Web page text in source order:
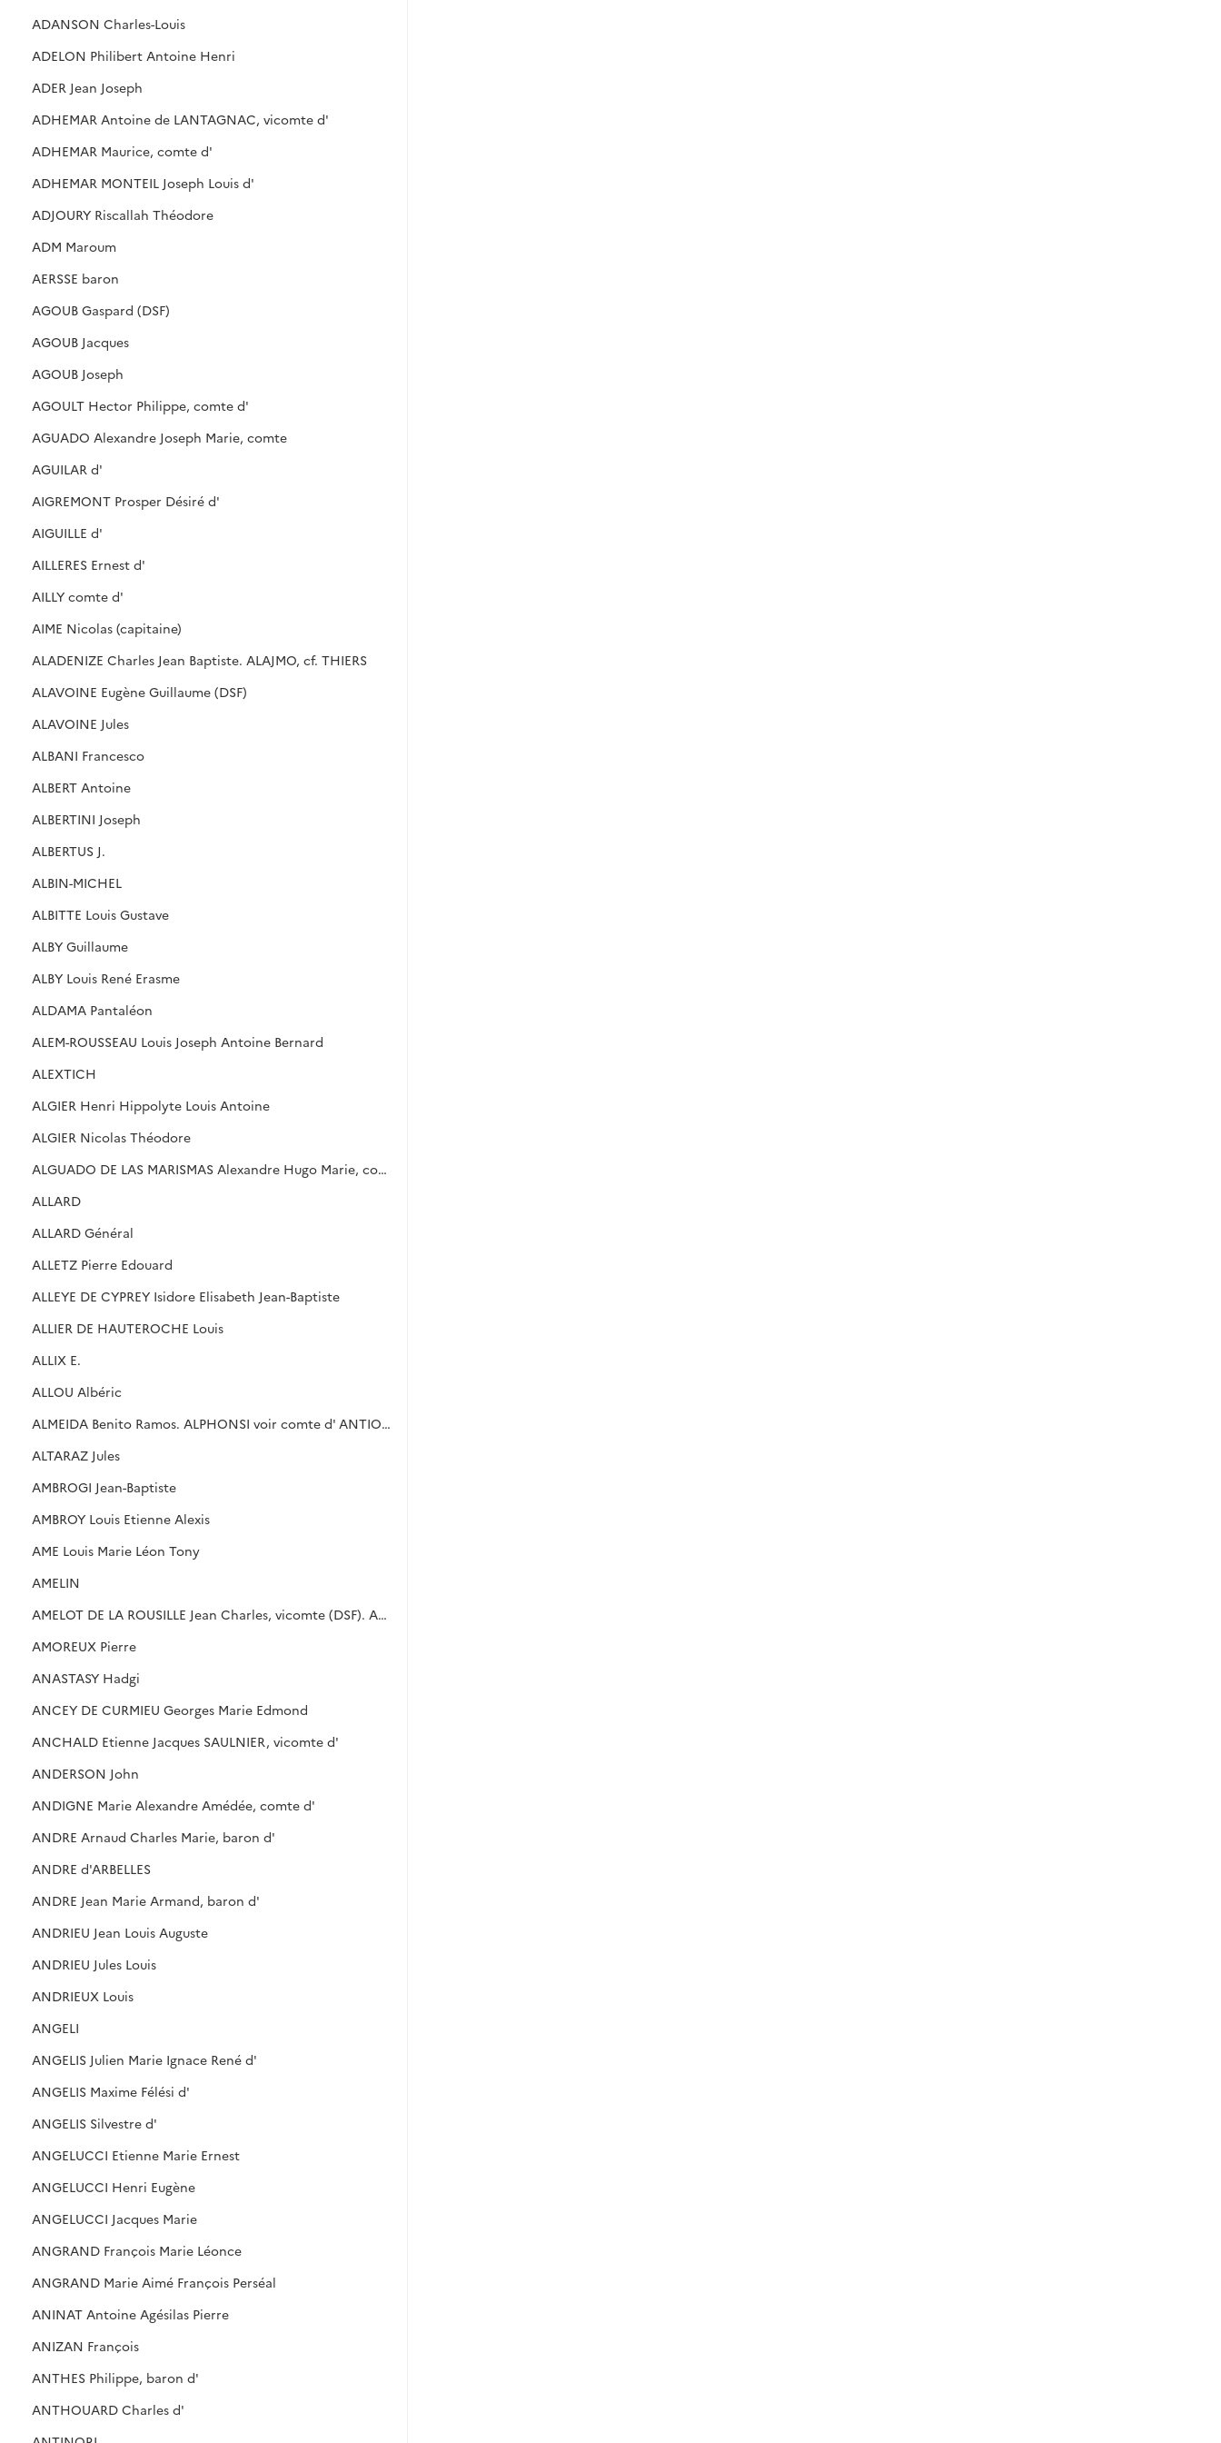
ADANSON Charles-Louis
ADELON Philibert Antoine Henri
ADER Jean Joseph
ADHEMAR Antoine de LANTAGNAC, vicomte d'
ADHEMAR Maurice, comte d'
ADHEMAR MONTEIL Joseph Louis d'
ADJOURY Riscallah Théodore
ADM Maroum
AERSSE baron
AGOUB Gaspard (DSF)
AGOUB Jacques
AGOUB Joseph
AGOULT Hector Philippe, comte d'
AGUADO Alexandre Joseph Marie, comte
AGUILAR d'
AIGREMONT Prosper Désiré d'
AIGUILLE d'
AILLERES Ernest d'
AILLY comte d'
AIME Nicolas (capitaine)
ALADENIZE Charles Jean Baptiste. ALAJMO, cf. THIERS
ALAVOINE Eugène Guillaume (DSF)
ALAVOINE Jules
ALBANI Francesco
ALBERT Antoine
ALBERTINI Joseph
ALBERTUS J.
ALBIN-MICHEL
ALBITTE Louis Gustave
ALBY Guillaume
ALBY Louis René Erasme
ALDAMA Pantaléon
ALEM-ROUSSEAU Louis Joseph Antoine Bernard
ALEXTICH
ALGIER Henri Hippolyte Louis Antoine
ALGIER Nicolas Théodore
ALGUADO DE LAS MARISMAS Alexandre Hugo Marie, comte
ALLARD
ALLARD Général
ALLETZ Pierre Edouard
ALLEYE DE CYPREY Isidore Elisabeth Jean-Baptiste
ALLIER DE HAUTEROCHE Louis
ALLIX E.
ALLOU Albéric
ALMEIDA Benito Ramos. ALPHONSI voir comte d' ANTIOCHE
ALTARAZ Jules
AMBROGI Jean-Baptiste
AMBROY Louis Etienne Alexis
AME Louis Marie Léon Tony
AMELIN
AMELOT DE LA ROUSILLE Jean Charles, vicomte (DSF). AMELOT, voir comte de CHAILLOU. AMIRALLY V, cf. DERCHE
AMOREUX Pierre
ANASTASY Hadgi
ANCEY DE CURMIEU Georges Marie Edmond
ANCHALD Etienne Jacques SAULNIER, vicomte d'
ANDERSON John
ANDIGNE Marie Alexandre Amédée, comte d'
ANDRE Arnaud Charles Marie, baron d'
ANDRE d'ARBELLES
ANDRE Jean Marie Armand, baron d'
ANDRIEU Jean Louis Auguste
ANDRIEU Jules Louis
ANDRIEUX Louis
ANGELI
ANGELIS Julien Marie Ignace René d'
ANGELIS Maxime Félési d'
ANGELIS Silvestre d'
ANGELUCCI Etienne Marie Ernest
ANGELUCCI Henri Eugène
ANGELUCCI Jacques Marie
ANGRAND François Marie Léonce
ANGRAND Marie Aimé François Perséal
ANINAT Antoine Agésilas Pierre
ANIZAN François
ANTHES Philippe, baron d'
ANTHOUARD Charles d'